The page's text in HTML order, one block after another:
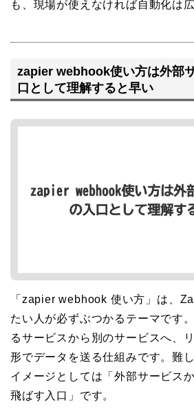
も、現場が使えなければ自動化は
zapier webhook使い方は外部
口として理解すると早い
「zapier webhook 使い方」は、
たい人が必ずぶつかるテーマです
るサービスから別のサービスへ、
形でデータを送る仕組みです。難
イメージとしては「外部サービス
飛ばす入口」です。